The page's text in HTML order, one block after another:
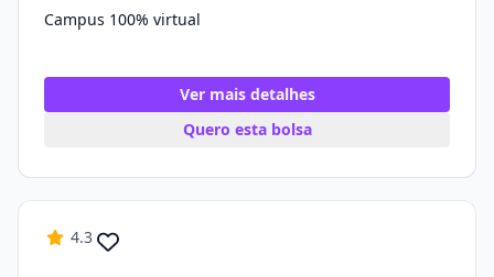
Campus 100% virtual
Ver mais detalhes
Quero esta bolsa
4.3